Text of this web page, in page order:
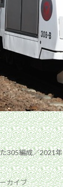
305編成／2021
カイブ